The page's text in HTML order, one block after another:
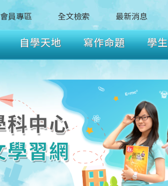
會員專區 全文檢索 最新消息
自學天地 寫作命題 學